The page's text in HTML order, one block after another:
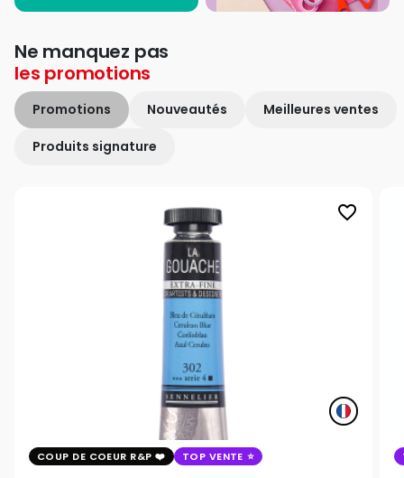
Ne manquez pas
les promotions
Promotions Nouveautés Meilleures ventes
Produits signature
favorite_border
COUP DE COEUR R&P TOP VENTE